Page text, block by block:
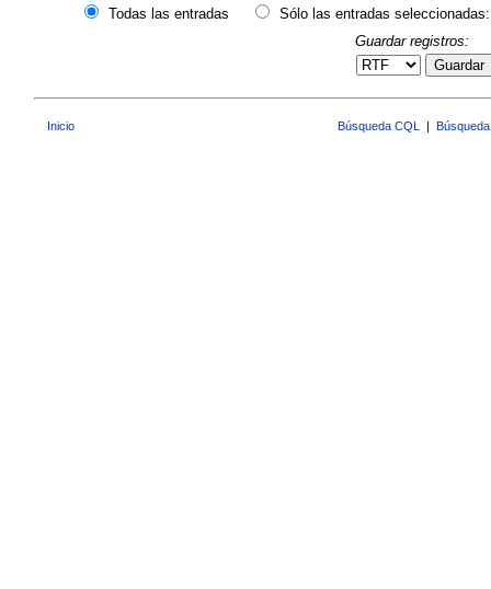
Todas las entradas
Sólo las entradas seleccionadas:
Guardar registros:
Guardar
Inicio Búsqueda CQL